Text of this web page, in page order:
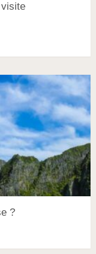
visite
?